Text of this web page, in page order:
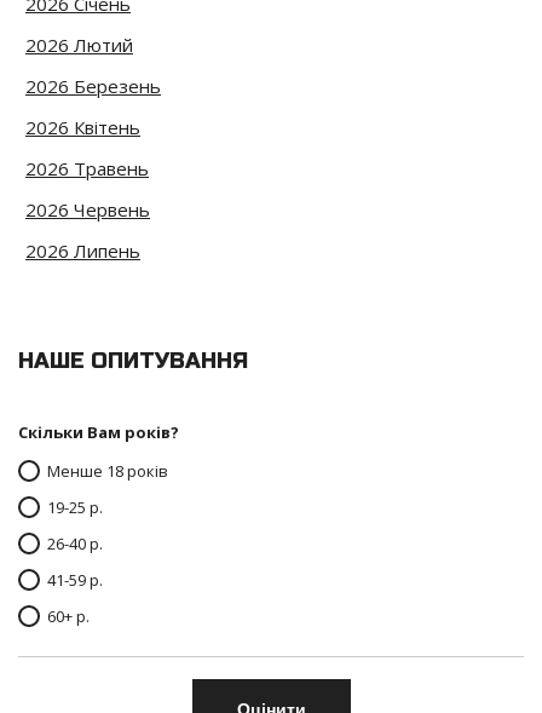
2026 Лютий
2026 Березень
2026 Квітень
2026 Травень
2026 Червень
2026 Липень
НАШЕ ОПИТУВАННЯ
Скільки Вам років?
Менше 18 років
19-25 р.
26-40 р.
41-59 р.
60+ р.